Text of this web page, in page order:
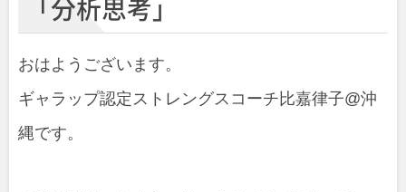
「分析思考」
おはようございます。
ギャラップ認定ストレングスコーチ比嘉律子@沖
縄です。